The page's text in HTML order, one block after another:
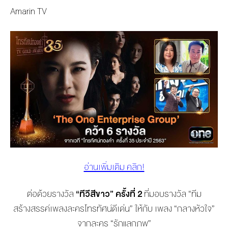
Amarin TV
อ่านเพิ่มเติม คลิก!
ต่อด้วยรางวัล “ทีวีสีขาว” ครั้งที่ 2ที่มอบรางวัล “ทีม
สร้างสรรค์เพลงละครโทรทัศน์ดีเด่น” ให้กับ เพลง “กลางหัวใจ”
จากละคร “รักแลกภพ”